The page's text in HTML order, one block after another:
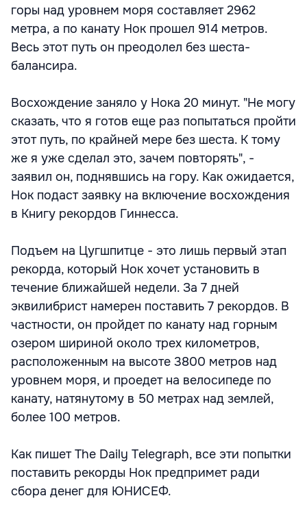
горы над уровнем моря составляет 2962
метра, а по канату Нок прошел 914 метров.
Весь этот путь он преодолел без шеста-
балансира.
Восхождение заняло у Нока 20 минут. "Не могу
сказать, что я готов еще раз попытаться пройти
этот путь, по крайней мере без шеста. К тому
же я уже сделал это, зачем повторять", -
заявил он, поднявшись на гору. Как ожидается,
Нок подаст заявку на включение восхождения
в Книгу рекордов Гиннесса.
Подъем на Цугшпитце - это лишь первый этап
рекорда, который Нок хочет установить в
течение ближайшей недели. За 7 дней
эквилибрист намерен поставить 7 рекордов. В
частности, он пройдет по канату над горным
озером шириной около трех километров,
расположенным на высоте 3800 метров над
уровнем моря, и проедет на велосипеде по
канату, натянутому в 50 метрах над землей,
более 100 метров.
Как пишет The Daily Telegraph, все эти попытки
поставить рекорды Нок предпримет ради
сбора денег для ЮНИСЕФ.